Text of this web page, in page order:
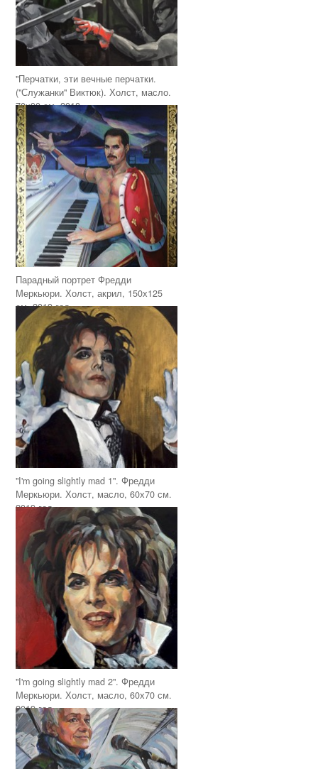
"Перчатки, эти вечные перчатки.
("Служанки" Виктюк). Холст, масло.
70х90 см, 2018
Парадный портрет Фредди
Меркьюри. Холст, акрил, 150х125
см, 2019 год
"I'm going slightly mad 1". Фредди
Меркьюри. Холст, масло, 60х70 см.
2019 год
"I'm going slightly mad 2". Фредди
Меркьюри. Холст, масло, 60х70 см.
2019 год